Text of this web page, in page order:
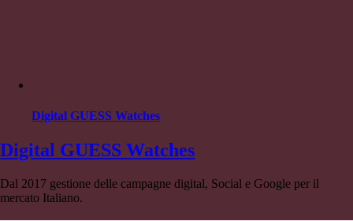
Digital GUESS Watches
Digital GUESS Watches
Dal 2017 gestione delle campagne digital, Social e Google per il
mercato Italiano.